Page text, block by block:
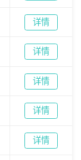
详情
详情
详情
详情
详情